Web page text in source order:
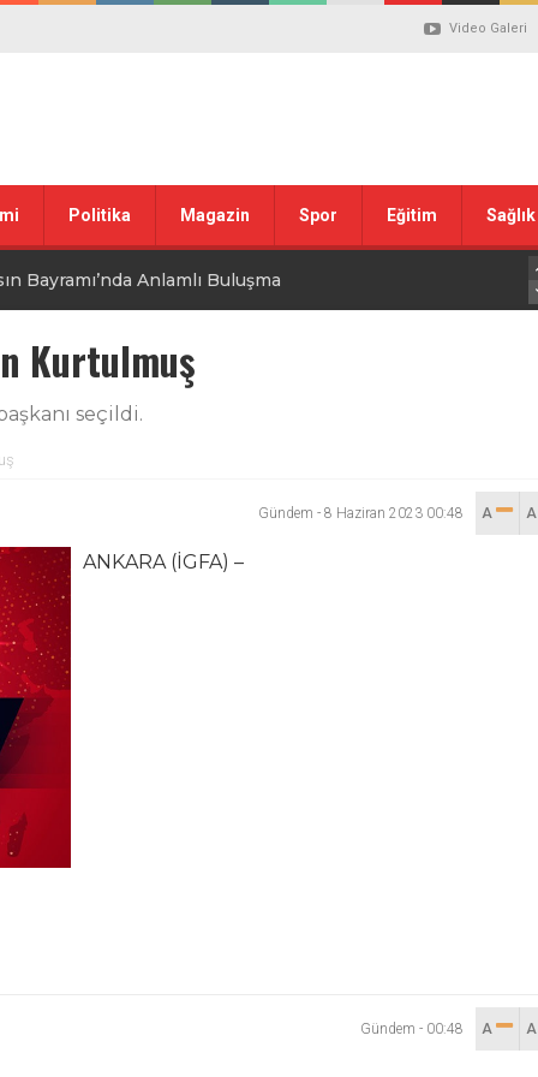
Video Galeri
Politika Magazin Spor Eğitim Sağlık
Bayramı’nda Anlamlı Buluşma
tepkisi
Marşı’nın Kabulünün 105. Yılı Mesajı
ilgili düzenleme görüşülüyor
Tartışması: Belediye Başkanı Özlü’ye Yönelik Sözlere
haber” açıklaması
Valisine tepki gösterdi
3’ü Çocuk 7 Kişi Yaralandı
paniği
Kurtulmuş
seçildi.
Gündem - 8 Haziran 2023 00:48 A
ANKARA (İGFA) –
Gündem - 00:48 A